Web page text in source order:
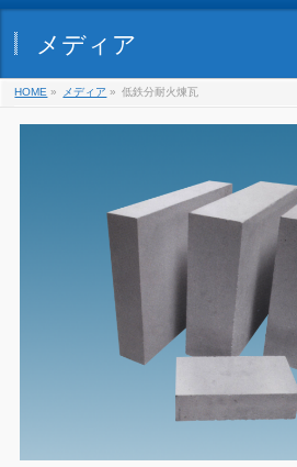
メディア
HOME » メディア » 低鉄分耐火煉瓦